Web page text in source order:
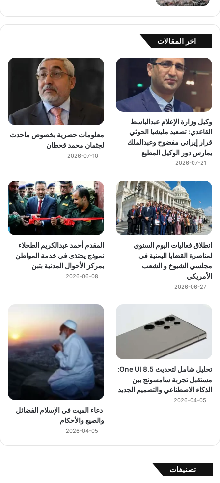
اخر المقالات
وكيل وزارة الإعلام عبدالباسط
القاعدي: تصعيد مليشيا الحوثي
قرار إيراني مفضوح وعبدالملك
يمارس دور الوكيل المطيع
2026-07-21
معلومات حصرية بخصوص ماحدث
لجثمان محمد قحطان
2026-07-10
انطلاق فعاليات اليوم السنوي
لمناصرة القضايا اليمنية في
مجلسي الشيوخ و الشعب
الأمريكي
2026-06-27
المقدم أحمد عبدالكريم الطحلاء
نموذج يحتذى في خدمة المواطن
بمركز الأحوال المدنية بتبن
2026-06-08
تحليل شامل لتحديث One UI 8.5:
مستقبل تجربة سامسونج بين
الذكاء الاصطناعي والتصميم الجديد
2026-04-05
دعاء الميت في الإسلام الفضائل
والصيغ والأحكام
2026-04-05
تصنيفات